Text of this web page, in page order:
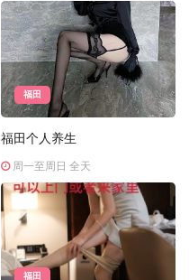
福田
福田个人养生
周一至周日 全天
福田